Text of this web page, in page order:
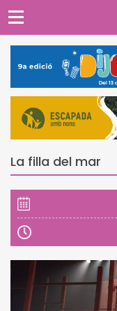
La filla del mar